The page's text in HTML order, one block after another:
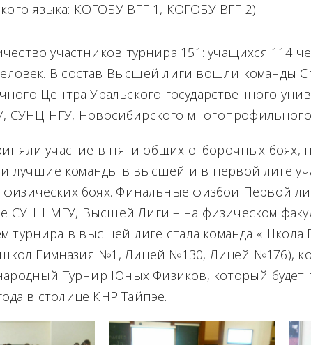
языка: КОГОБУ ВГГ-1, КОГОБУ ВГГ-2)
участников турнира 151: учащихся 114
В состав Высшей лиги вошли команды
Центра Уральского государственного
СУНЦ НГУ, Новосибирского
участие в пяти общих отборочных боях,
лучшие команды в высшей и в первой лиге
боях. Финальные физбои Первой
СУНЦ МГУ, Высшей Лиги – на физическом
турнира в высшей лиге стала команда «Школа
школ Гимназия №1, Лицей №130, Лицей №176),
Турнир Юных Физиков, который будет
в столице КНР Тайпэе.